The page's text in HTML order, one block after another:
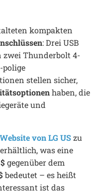
kompakten
: Drei USB
zwei Thunderbolt 4-
polige
stellen sicher,
haben, die
und
Website von LG USzu
erhältlich, was eine
gegenüber dem
bedeutet – es heißt
ist das